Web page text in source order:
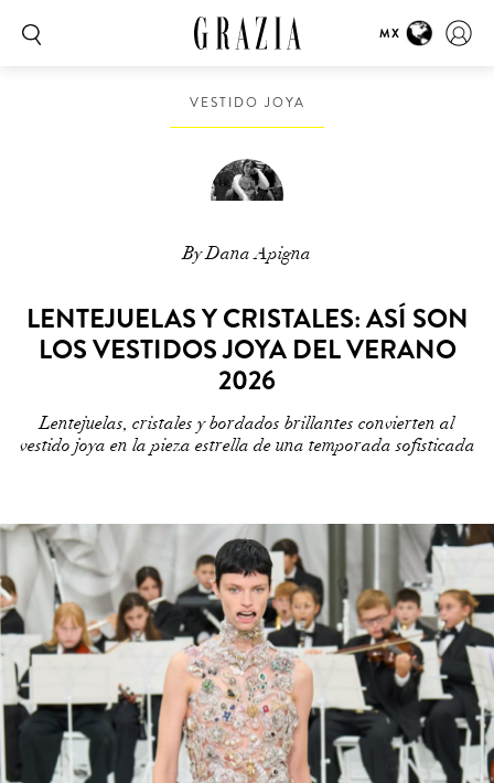
MX
VESTIDO JOYA
By Dana Apigna
LENTEJUELAS Y CRISTALES: ASÍ SON
LOS VESTIDOS JOYA DEL VERANO
2026
Lentejuelas, cristales y bordados brillantes convierten al
vestido joya en la pieza estrella de una temporada sofisticada